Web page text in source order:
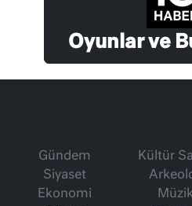
Oyunlar ve
Gündem
Siyaset
Ekonomi
Kültür